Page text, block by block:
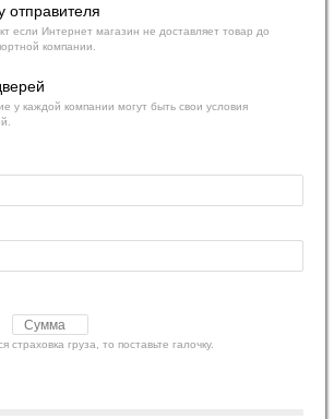
отправителя
если Интернет магазин не доставляет товар до
компании.
у каждой компании могут быть свои условия
страховка груза, то поставьте галочку.